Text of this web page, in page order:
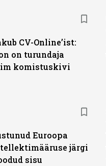
CV-Online’ist:
on turundaja
komistuskivi
Euroopa
järgi
sisu